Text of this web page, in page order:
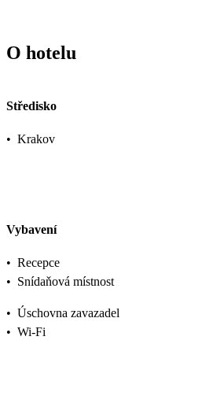
O hotelu
Středisko
• Krakov
Vybavení
• Recepce
• Snídaňová místnost
• Úschovna zavazadel
• Wi-Fi